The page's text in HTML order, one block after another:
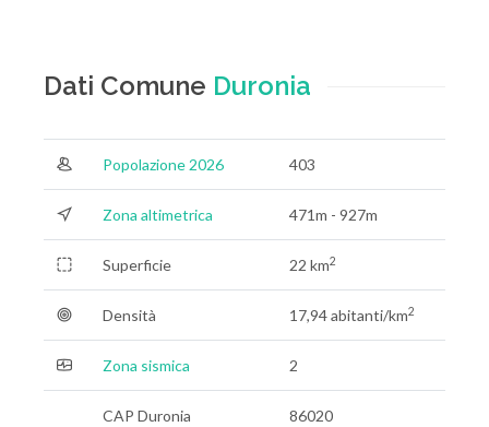
Dati Comune Duronia
Popolazione 2026 403
Zona altimetrica 471m - 927m
Superficie 22 km2
Densità 17,94 abitanti/km2
Zona sismica 2
CAP Duronia 86020